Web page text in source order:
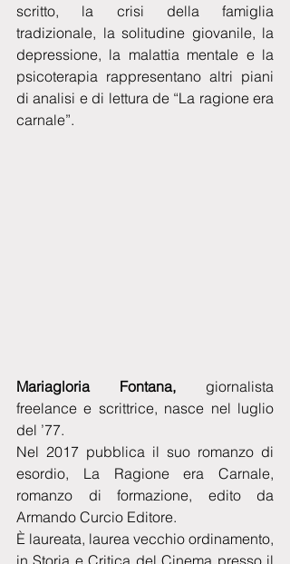
scritto, la crisi della famiglia
tradizionale, la solitudine giovanile, la
depressione, la malattia mentale e la
psicoterapia rappresentano altri piani
di analisi e di lettura de “La ragione era
carnale”.
Mariagloria Fontana, giornalista
freelance e scrittrice, nasce nel luglio
del ’77.
Nel 2017 pubblica il suo romanzo di
esordio, La Ragione era Carnale,
romanzo di formazione, edito da
Armando Curcio Editore.
È laureata, laurea vecchio ordinamento,